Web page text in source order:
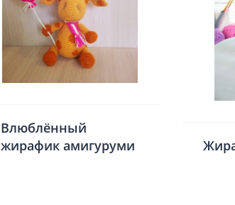
Влюблённый
жирафик амигуруми